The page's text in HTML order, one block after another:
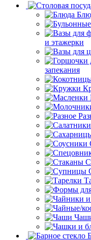
и этажерки
запекания